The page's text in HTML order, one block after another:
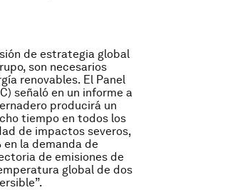
de estrategia global
son necesarios
renovables. El Panel
señaló en un informe a
producirá un
tiempo en todos los
de impactos severos,
en la demanda de
de emisiones de
global de dos